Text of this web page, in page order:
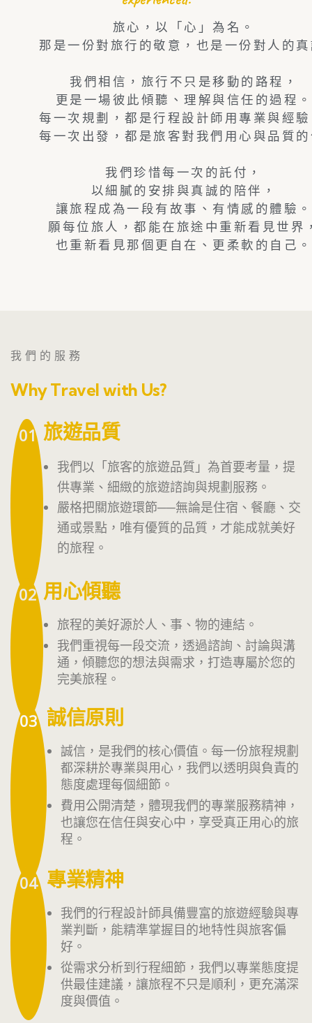
旅心，以「心」為名。
那是一份對旅行的敬意，也是一份對人的
我們相信，旅行不只是移動的路程，
更是一場彼此傾聽、理解與信任的過程。
每一次規劃，都是行程設計師用專業與經
每一次出發，都是旅客對我們用心與品質
我們珍惜每一次的託付，
以細膩的安排與真誠的陪伴，
讓旅程成為一段有故事、有情感的體驗。
願每位旅人，都能在旅途中重新看見世界
也重新看見那個更自在、更柔軟的自己。
我們的服務
Why Travel with Us?
01 旅遊品質
我們以「旅客的旅遊品質」為首要考量，提
供專業、細緻的旅遊諮詢與規劃服務。
嚴格把關旅遊環節──無論是住宿、餐廳、交
通或景點，唯有優質的品質，才能成就美好
的旅程。
02 用心傾聽
旅程的美好源於人、事、物的連結。
我們重視每一段交流，透過諮詢、討論與溝
通，傾聽您的想法與需求，打造專屬於您的
完美旅程。
03 誠信原則
誠信，是我們的核心價值。每一份旅程規劃
都深耕於專業與用心，我們以透明與負責的
態度處理每個細節。
費用公開清楚，體現我們的專業服務精神，
也讓您在信任與安心中，享受真正用心的旅
程。
04 專業精神
我們的行程設計師具備豐富的旅遊經驗與專
業判斷，能精準掌握目的地特性與旅客偏
好。
從需求分析到行程細節，我們以專業態度提
供最佳建議，讓旅程不只是順利，更充滿深
度與價值。